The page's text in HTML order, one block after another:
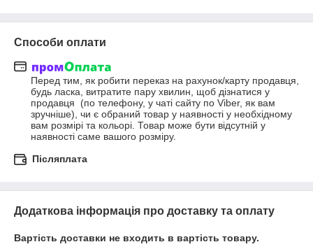
Способи оплати
Перед тим, як робити переказ на рахунок/карту продавця,
будь ласка, витратите пару хвилин, щоб дізнатися у
продавця  (по телефону, у чаті сайту по Viber, як вам
зручніше), чи є обраний товар у наявності у необхідному
вам розмірі та кольорі. Товар може бути відсутній у
наявності саме вашого розміру.
Післяплата
Додаткова інформація про доставку та оплату
Вартість доставки не входить в вартість товару.